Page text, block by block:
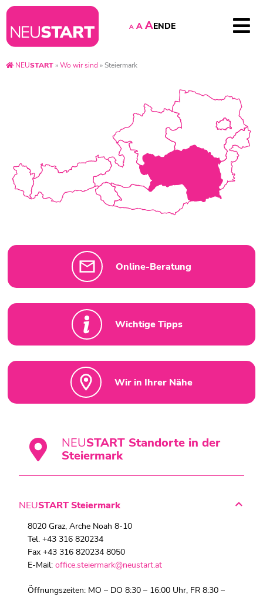
A A AENDE
NEUSTART»Wo wir sind »Steiermark
Online-Beratung
Wichtige Tipps
Wir in Ihrer Nähe
NEUSTART Standorte in der
Steiermark
NEUSTART Steiermark
8020 Graz, Arche Noah 8-10
Tel. +43 316 820234
Fax +43 316 820234 8050
E-Mail:office.steiermark@neustart.at
Öffnungszeiten: MO – DO 8:30 – 16:00 Uhr, FR 8:30 –